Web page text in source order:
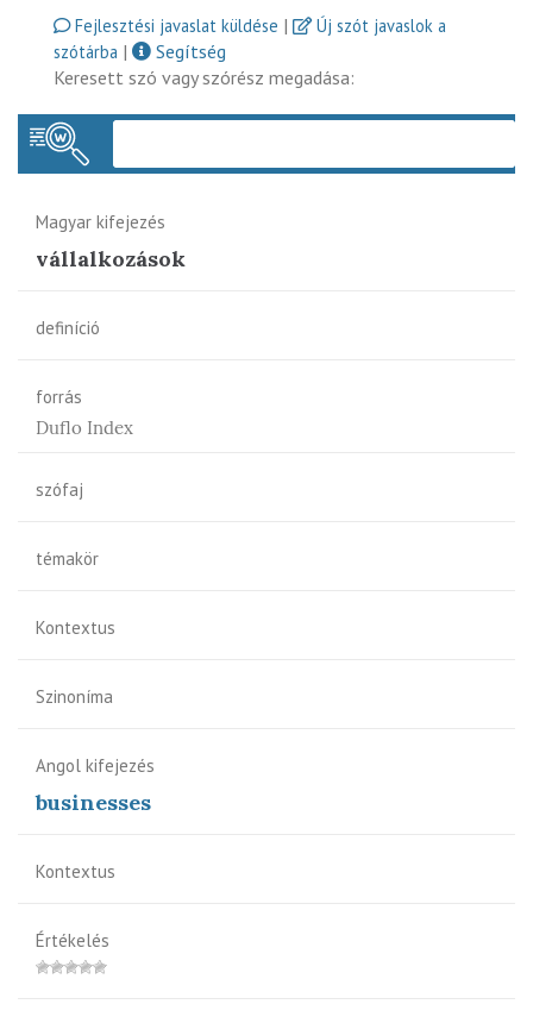
Fejlesztési javaslat küldése |
Új szót javaslok a
szótárba |
Segítség
Keresett szó vagy szórész megadása:
Magyar kifejezés
vállalkozások
definíció
forrás
Duflo Index
szófaj
témakör
Kontextus
Szinoníma
Angol kifejezés
businesses
Kontextus
Értékelés